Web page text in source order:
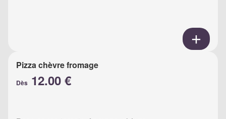
Pizza chèvre fromage
Dès 12.00 €